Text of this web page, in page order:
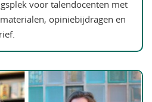
voor talendocenten met
opiniebijdragen en